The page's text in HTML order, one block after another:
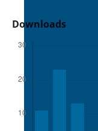
Downloads